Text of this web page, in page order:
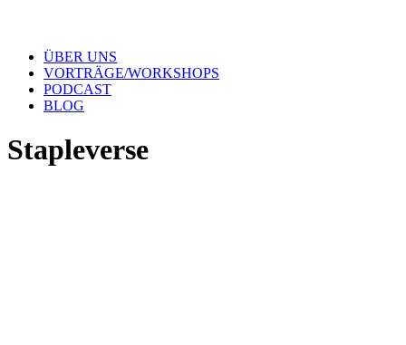
ÜBER UNS
VORTRÄGE/WORKSHOPS
PODCAST
BLOG
Stapleverse